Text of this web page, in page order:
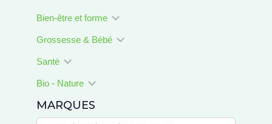
Bien-être et forme
Grossesse & Bébé
Santé
Bio - Nature
MARQUES